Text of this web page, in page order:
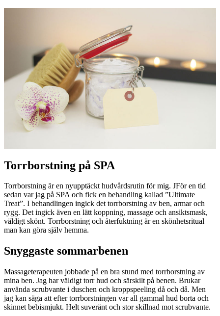
Torrborstning på SPA
Torrborstning är en nyupptäckt hudvårdsrutin för mig. JFör en tid
sedan var jag på SPA och fick en behandling kallad ”Ultimate
Treat”. I behandlingen ingick det torrborstning av ben, armar och
rygg. Det ingick även en lätt koppning, massage och ansiktsmask,
väldigt skönt. Torrborstning och återfuktning är en skönhetsritual
man kan göra själv hemma.
Snyggaste sommarbenen
Massageterapeuten jobbade på en bra stund med torrborstning av
mina ben. Jag har väldigt torr hud och särskilt på benen. Brukar
använda scrubvante i duschen och kroppspeeling då och då. Men
jag kan säga att efter torrborstningen var all gammal hud borta och
skinnet bebismjukt. Helt suveränt och stor skillnad mot scrubvante.